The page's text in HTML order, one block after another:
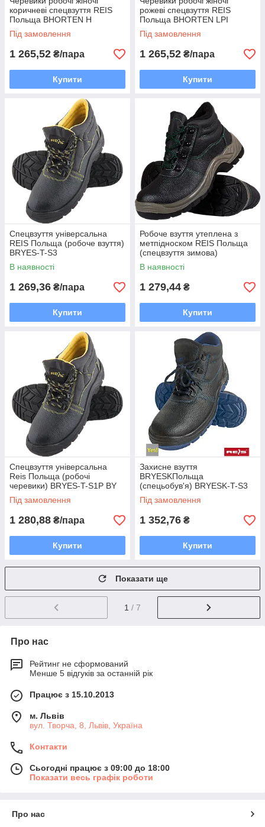
коричневі спецвзуття REIS
Польща BHORTEN H
Під замовлення
1 265,52 ₴/пара
Купити
рожеві спецвзуття REIS
Польща BHORTEN LPI
Під замовлення
1 265,52 ₴/пара
Купити
Спецвзуття універсальна
REIS Польща (робоче взуття)
BRYES-T-S3
В наявності
1 269,36 ₴/пара
Купити
Робоче взуття утеплена з
метпідноском REIS Польща
(спецвзуття зимова)
BRGRENLAND
В наявності
1 279,44 ₴
Купити
Спецвзуття універсальна
Reis Польща (робочі
черевики) BRYES-T-S1P BY
Під замовлення
1 280,88 ₴/пара
Купити
Захисне взуття
BRYESKПольща
(спецьобув'я) BRYESK-T-S3
BN
Під замовлення
1 352,76 ₴
Купити
Показати ще
1 / 7
Про нас
Рейтинг не сформований
Менше 5 відгуків за останній рік
Працює з 15.10.2013
м. Львів
вул. Творча, 8, Львів, Україна
Контакти
Сьогодні працює з 09:00 до 18:00
Показати весь графік роботи
Про нас